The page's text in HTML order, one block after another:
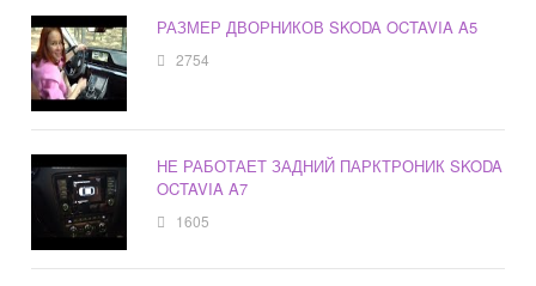
РАЗМЕР ДВОРНИКОВ SKODA OCTAVIA A5
2754
НЕ РАБОТАЕТ ЗАДНИЙ ПАРКТРОНИК SKODA
OCTAVIA A7
1605